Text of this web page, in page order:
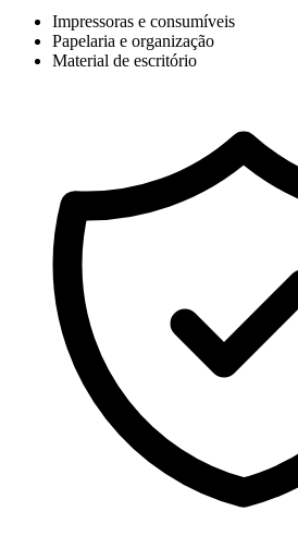
Impressoras e consumíveis
Papelaria e organização
Material de escritório